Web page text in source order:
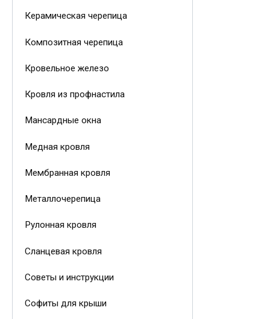
Керамическая черепица
Композитная черепица
Кровельное железо
Кровля из профнастила
Мансардные окна
Медная кровля
Мембранная кровля
Металлочерепица
Рулонная кровля
Сланцевая кровля
Советы и инструкции
Софиты для крыши